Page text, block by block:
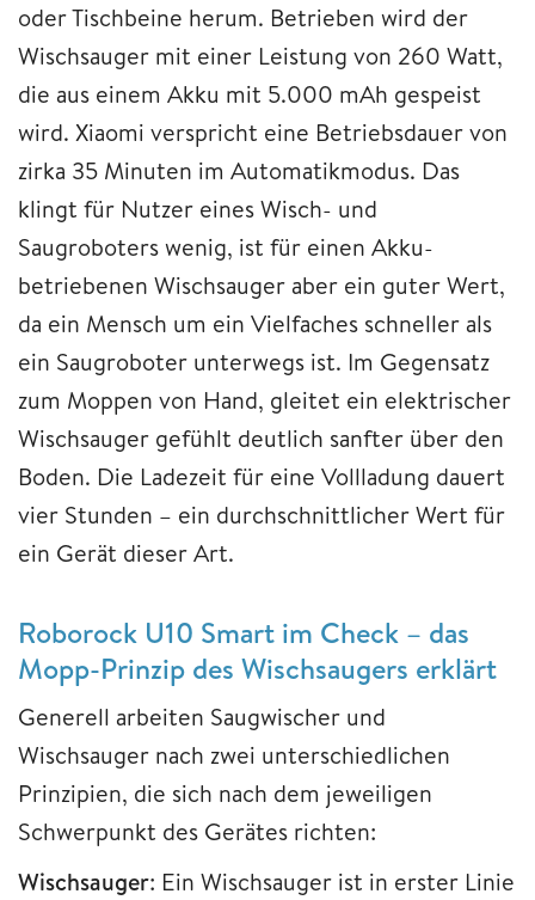
oder Tischbeine herum. Betrieben wird der
Wischsauger mit einer Leistung von 260 Watt,
die aus einem Akku mit 5.000 mAh gespeist
wird. Xiaomi verspricht eine Betriebsdauer von
zirka 35 Minuten im Automatikmodus. Das
klingt für Nutzer eines Wisch- und
Saugroboters wenig, ist für einen Akku-
betriebenen Wischsauger aber ein guter Wert,
da ein Mensch um ein Vielfaches schneller als
ein Saugroboter unterwegs ist. Im Gegensatz
zum Moppen von Hand, gleitet ein elektrischer
Wischsauger gefühlt deutlich sanfter über den
Boden. Die Ladezeit für eine Vollladung dauert
vier Stunden – ein durchschnittlicher Wert für
ein Gerät dieser Art.
Roborock U10 Smart im Check – das
Mopp-Prinzip des Wischsaugers erklärt
Generell arbeiten Saugwischer und
Wischsauger nach zwei unterschiedlichen
Prinzipien, die sich nach dem jeweiligen
Schwerpunkt des Gerätes richten:
Wischsauger: Ein Wischsauger ist in erster Linie